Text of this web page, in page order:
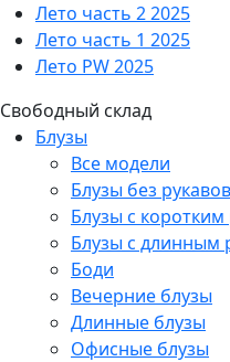
Лето часть 2 2025
Лето часть 1 2025
Лето PW 2025
Свободный склад
Блузы
Все модели
Блузы без рукавов
Блузы с
Блузы с длинным
Боди
Вечерние блузы
Длинные блузы
Офисные блузы